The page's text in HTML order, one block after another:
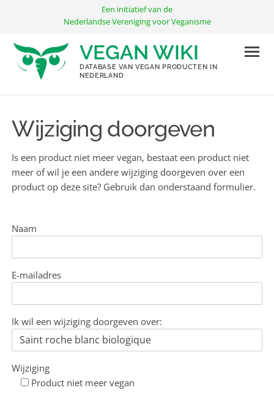
inhoud
Een initiatief van de
Nederlandse Vereniging voor Veganisme
VEGAN WIKI
DATABASE VAN VEGAN PRODUCTEN IN
NEDERLAND
Wijziging doorgeven
Is een product niet meer vegan, bestaat een product niet
meer of wil je een andere wijziging doorgeven over een
product op deze site? Gebruik dan onderstaand formulier.
Naam
E-mailadres
Ik wil een wijziging doorgeven over:
Wijziging
Product niet meer vegan